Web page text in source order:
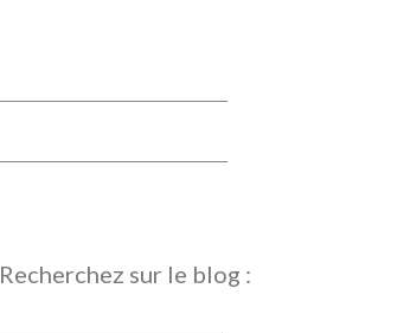
Recherchez sur le blog :